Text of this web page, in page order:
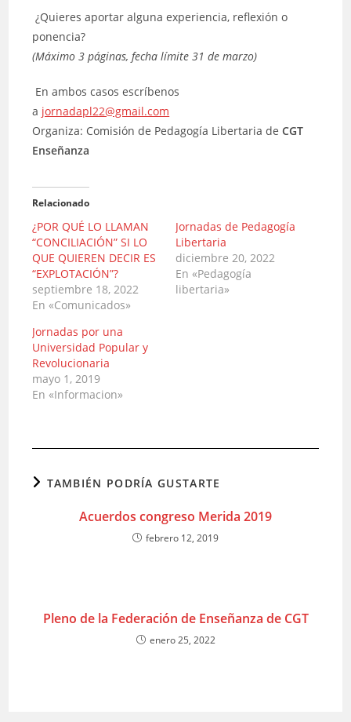
¿Quieres aportar alguna experiencia, reflexión o
ponencia?
(Máximo 3 páginas, fecha límite 31 de marzo)
En ambos casos escríbenos
a jornadapl22@gmail.com
Organiza: Comisión de Pedagogía Libertaria deCGT
Enseñanza
Relacionado
¿POR QUÉ LO LLAMAN
“CONCILIACIÓN” SI LO
QUE QUIEREN DECIR ES
“EXPLOTACIÓN”?
septiembre 18, 2022
En «Comunicados»
Jornadas de Pedagogía
Libertaria
diciembre 20, 2022
En «Pedagogía
libertaria»
Jornadas por una
Universidad Popular y
Revolucionaria
mayo 1, 2019
En «Informacion»
TAMBIÉN PODRÍA GUSTARTE
Acuerdos congreso Merida 2019
febrero 12, 2019
Pleno de la Federación de Enseñanza de CGT
enero 25, 2022